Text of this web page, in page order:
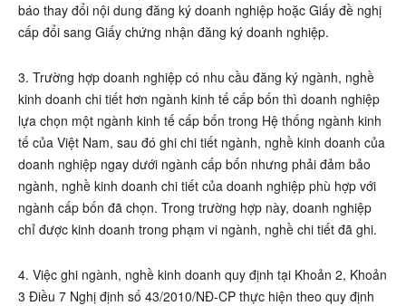
báo thay đổi nội dung đăng ký doanh nghiệp hoặc Giấy đề nghị
cấp đổi sang Giấy chứng nhận đăng ký doanh nghiệp.
3. Trường hợp doanh nghiệp có nhu cầu đăng ký ngành, nghề
kinh doanh chi tiết hơn ngành kinh tế cấp bốn thì doanh nghiệp
lựa chọn một ngành kinh tế cấp bốn trong Hệ thống ngành kinh
tế của Việt Nam, sau đó ghi chi tiết ngành, nghề kinh doanh của
doanh nghiệp ngay dưới ngành cấp bốn nhưng phải đảm bảo
ngành, nghề kinh doanh chi tiết của doanh nghiệp phù hợp với
ngành cấp bốn đã chọn. Trong trường hợp này, doanh nghiệp
chỉ được kinh doanh trong phạm vi ngành, nghề chi tiết đã ghi.
4. Việc ghi ngành, nghề kinh doanh quy định tại Khoản 2, Khoản
3 Điều 7 Nghị định số 43/2010/NĐ-CP thực hiện theo quy định